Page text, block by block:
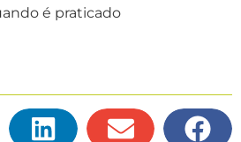
é praticado